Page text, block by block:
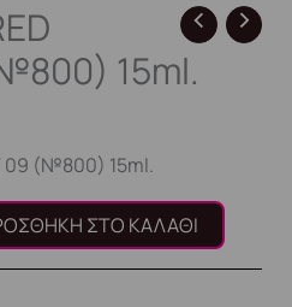
15ml.
09 (№800) 15ml.
ΣΤΟ ΚΑΛΆΘΙ